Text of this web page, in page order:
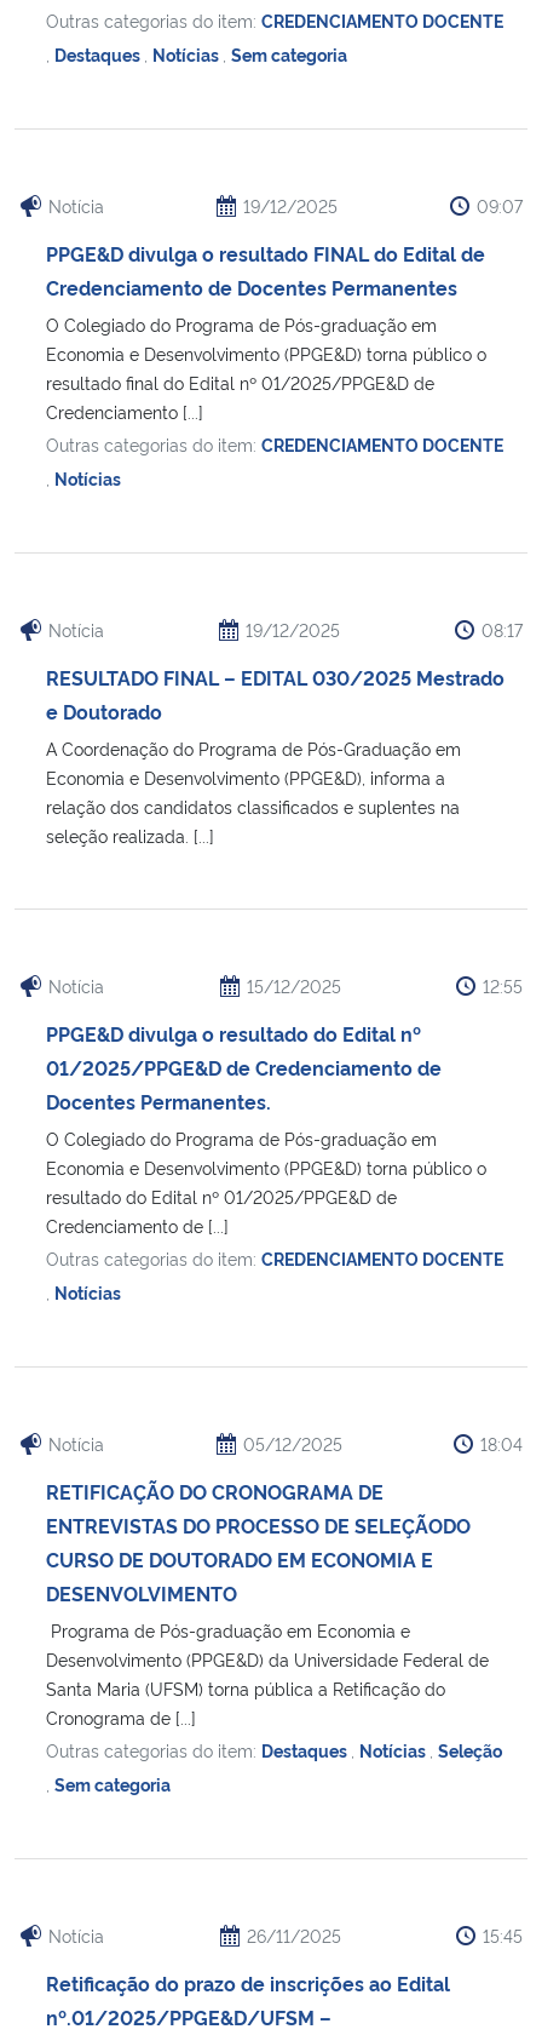
Outras categorias do item: CREDENCIAMENTO DOCENTE
Destaques Notícias Sem categoria
Notícia 19/12/2025 09:07
PPGE&D divulga o resultado FINAL do Edital de
Credenciamento de Docentes Permanentes
O Colegiado do Programa de Pós-graduação em
Economia e Desenvolvimento (PPGE&D) torna público o
resultado final do Edital nº 01/2025/PPGE&D de
Credenciamento [...]
Outras categorias do item: CREDENCIAMENTO DOCENTE
Notícias
Notícia 19/12/2025 08:17
RESULTADO FINAL – EDITAL 030/2025 Mestrado
e Doutorado
A Coordenação do Programa de Pós-Graduação em
Economia e Desenvolvimento (PPGE&D), informa a
relação dos candidatos classificados e suplentes na
seleção realizada. [...]
Notícia 15/12/2025 12:55
PPGE&D divulga o resultado do Edital nº
01/2025/PPGE&D de Credenciamento de
Docentes Permanentes.
O Colegiado do Programa de Pós-graduação em
Economia e Desenvolvimento (PPGE&D) torna público o
resultado do Edital nº 01/2025/PPGE&D de
Credenciamento de [...]
Outras categorias do item: CREDENCIAMENTO DOCENTE
Notícias
Notícia 05/12/2025 18:04
RETIFICAÇÃO DO CRONOGRAMA DE
ENTREVISTAS DO PROCESSO DE SELEÇÃODO
CURSO DE DOUTORADO EM ECONOMIA E
DESENVOLVIMENTO
Programa de Pós-graduação em Economia e
Desenvolvimento (PPGE&D) da Universidade Federal de
Santa Maria (UFSM) torna pública a Retificação do
Cronograma de [...]
Outras categorias do item: Destaques Notícias Seleção
Sem categoria
Notícia 26/11/2025 15:45
Retificação do prazo de inscrições ao Edital
nº.01/2025/PPGE&D/UFSM –